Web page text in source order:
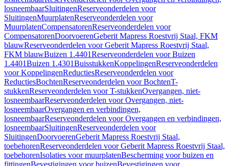
losneembaarSluitingenReserveonderdelen voor
SluitingenMuurplatenReserveonderdelen voor
MuurplatenCompensatorenReserveonderdelen voor
CompensatorenDoorvoerenGeberit Mapress Roestvrij Staal, FKM
blauwReserveonderdelen voor Geberit Mapress Roestvrij Staal,
FKM blauwBuizen 1.4401Reserveonderdelen voor Buizen
1.4401Buizen 1.4301BuisstukkenKoppelingenReserveonderdelen
voor KoppelingenReductiesReserveonderdelen voor
ReductiesBochtenReserveonderdelen voor BochtenT-
stukkenReserveonderdelen voor T-stukkenOvergangen, niet-
losneembaarReserveonderdelen voor Overgangen, niet-
losneembaarOvergangen en verbindingen,
losneembaarReserveonderdelen voor Overgangen en verbindingen,
losneembaarSluitingenReserveonderdelen voor
SluitingenDoorvoerenGeberit Mapress Roestvrij Staal,
toebehorenReserveonderdelen voor Geberit Mapress Roestvrij Staal,
toebehorenIsolaties voor muurplatenBescherming voor buizen en
fittingenBevestigingen voor buizenBevestigingen voor